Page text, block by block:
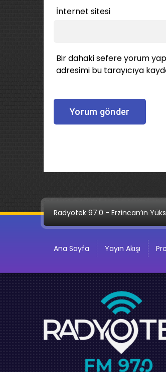
İnternet sitesi
Bir dahaki sefere yorum
adresimi bu tarayıcıya
Radyotek 97.0 - Erzincan’ın
Ana Sayfa Yayın Akışı